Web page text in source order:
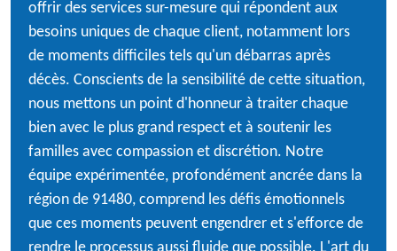
offrir des services sur-mesure qui répondent aux
besoins uniques de chaque client, notamment lors
de moments difficiles tels qu'un débarras après
décès. Conscients de la sensibilité de cette situation,
nous mettons un point d'honneur à traiter chaque
bien avec le plus grand respect et à soutenir les
familles avec compassion et discrétion. Notre
équipe expérimentée, profondément ancrée dans la
région de 91480, comprend les défis émotionnels
que ces moments peuvent engendrer et s'efforce de